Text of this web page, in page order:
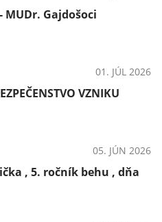
MUDr. Gajdošoci
01. JÚL 2026
VZNIKU
05. JÚN 2026
, 5. ročník behu , dňa